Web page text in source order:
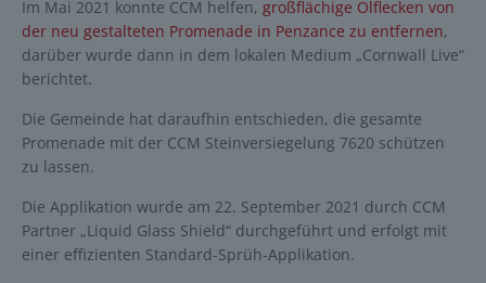
Im Mai 2021 konnte CCM helfen, großflächige Ölflecken von
der neu gestalteten Promenade in Penzance zu entfernen,
darüber wurde dann in dem lokalen Medium „Cornwall Live“
berichtet.
Die Gemeinde hat daraufhin entschieden, die gesamte
Promenade mit der CCM Steinversiegelung 7620 schützen
zu lassen.
Die Applikation wurde am 22. September 2021 durch CCM
Partner „Liquid Glass Shield“ durchgeführt und erfolgt mit
einer effizienten Standard-Sprüh-Applikation.